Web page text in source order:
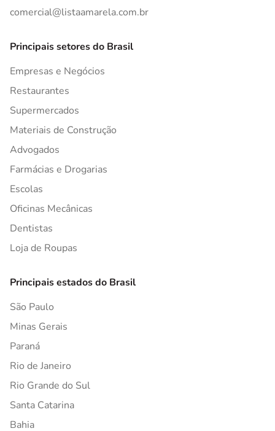
comercial@listaamarela.com.br
Principais setores do Brasil
Empresas e Negócios
Restaurantes
Supermercados
Materiais de Construção
Advogados
Farmácias e Drogarias
Escolas
Oficinas Mecânicas
Dentistas
Loja de Roupas
Principais estados do Brasil
São Paulo
Minas Gerais
Paraná
Rio de Janeiro
Rio Grande do Sul
Santa Catarina
Bahia